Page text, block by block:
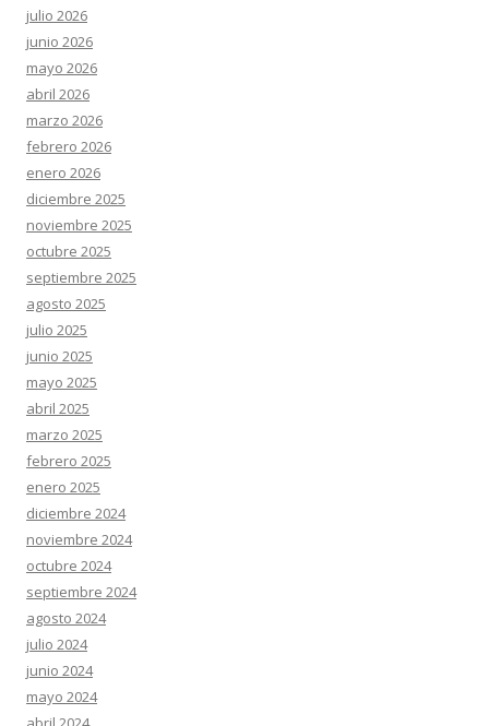
julio 2026
junio 2026
mayo 2026
abril 2026
marzo 2026
febrero 2026
enero 2026
diciembre 2025
noviembre 2025
octubre 2025
septiembre 2025
agosto 2025
julio 2025
junio 2025
mayo 2025
abril 2025
marzo 2025
febrero 2025
enero 2025
diciembre 2024
noviembre 2024
octubre 2024
septiembre 2024
agosto 2024
julio 2024
junio 2024
mayo 2024